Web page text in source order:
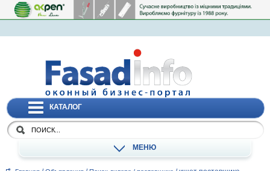
КАТАЛОГ
МЕНЮ